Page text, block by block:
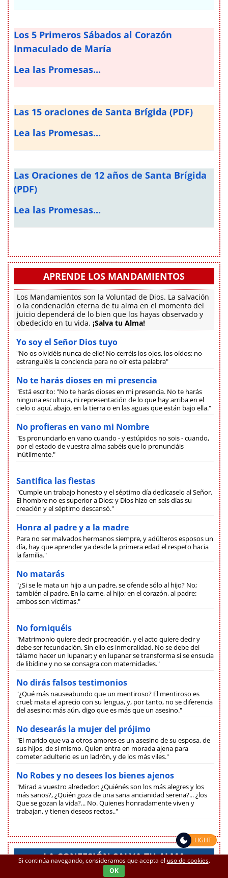
Los 5 Primeros Sábados al Corazón
Inmaculado de María
Lea las Promesas...
Las 15 oraciones de Santa Brígida (PDF)
Lea las Promesas...
Las Oraciones de 12 años de Santa Brígida
(PDF)
Lea las Promesas...
APRENDE LOS MANDAMIENTOS
Los Mandamientos son la Voluntad de Dios. La salvación
o la condenación eterna de tu alma en el momento del
juicio dependerá de lo bien que los hayas observado y
obedecido en tu vida. ¡Salva tu Alma!
Yo soy el Señor Dios tuyo
"No os olvidéis nunca de ello! No cerréis los ojos, los oídos; no
estranguléis la conciencia para no oír esta palabra"
No te harás dioses en mi presencia
"Está escrito: "No te harás dioses en mi presencia. No te harás
ninguna escultura, ni representación de lo que hay arriba en el
cielo o aquí, abajo, en la tierra o en las aguas que están bajo ella."
No profieras en vano mi Nombre
"Es pronunciarlo en vano cuando - y estúpidos no sois - cuando,
por el estado de vuestra alma sabéis que lo pronunciáis
inútilmente."
Santifica las fiestas
"Cumple un trabajo honesto y el séptimo día dedícaselo al Señor.
El hombre no es superior a Dios; y Dios hizo en seis días su
creación y el séptimo descansó."
Honra al padre y a la madre
Para no ser malvados hermanos siempre, y adúlteros esposos un
día, hay que aprender ya desde la primera edad el respeto hacia
la familia."
No matarás
"¿Si se le mata un hijo a un padre, se ofende sólo al hijo? No;
también al padre. En la carne, al hijo; en el corazón, al padre:
ambos son víctimas."
No forniquéis
"Matrimonio quiere decir procreación, y el acto quiere decir y
debe ser fecundación. Sin ello es inmoralidad. No se debe del
tálamo hacer un lupanar; y en lupanar se transforma si se ensucia
de libídine y no se consagra con maternidades."
No dirás falsos testimonios
"¿Qué más nauseabundo que un mentiroso? El mentiroso es
cruel; mata el aprecio con su lengua, y, por tanto, no se diferencia
del asesino; más aún, digo que es más que un asesino."
No desearás la mujer del prójimo
"El marido que va a otros amores es un asesino de su esposa, de
sus hijos, de sí mismo. Quien entra en morada ajena para
cometer adulterio es un ladrón, y de los más viles."
No Robes y no desees los bienes ajenos
"Mirad a vuestro alrededor: ¿Quiénés son los más alegres y los
más sanos?, ¿Quién goza de una sana ancianidad serena?... ¿los
Que se gozan la vida?... No. Quienes honradamente viven y
trabajan, y tienen deseos rectos.."
LA CONFESIÓN SALVA TU ALMA
Si continúa navegando, consideramos que acepta el uso de cookies.
OK
LIGHT